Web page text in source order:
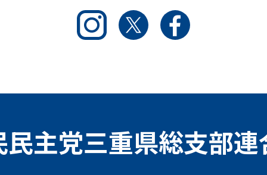
Instagram Twitter
民主党三重県総支部連